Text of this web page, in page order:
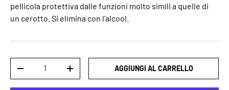
pellicola protettiva dalle funzioni molto simili a quelle di
un cerotto. Si elimina con l’alcool.
-
+ AGGIUNGI AL CARRELLO